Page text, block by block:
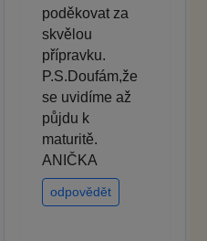
poděkovat za
skvělou
přípravku.
P.S.Doufám,že
se uvidíme až
půjdu k
maturitě.
ANIČKA
odpovědět